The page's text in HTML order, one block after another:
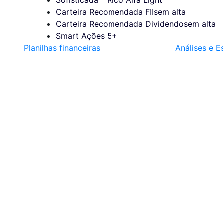
Carteira Recomendada FIIsem alta
Carteira Recomendada Dividendosem alta
Smart Ações 5+
Planilhas financeiras Análises e